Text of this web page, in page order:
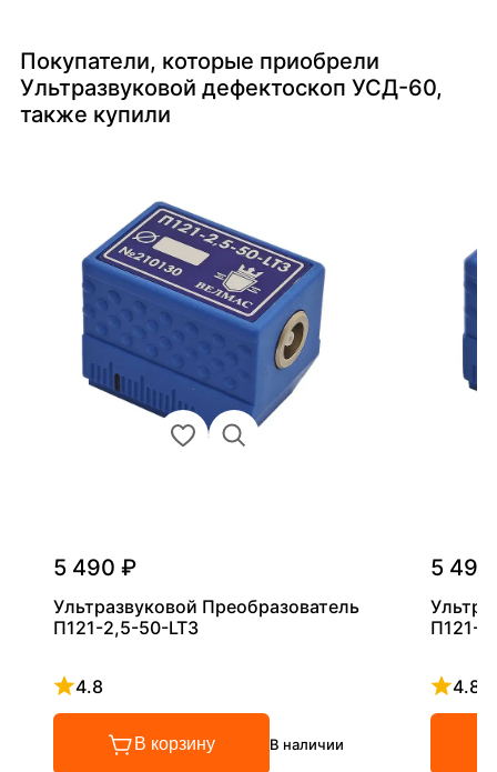
Покупатели, которые приобрели
Ультразвуковой дефектоскоп УСД-60,
также купили
5 490 ₽
Ультразвуковой Преобразователь
П121-2,5-50-LT3
4.8
Рейтинг 4.8 из 5
В корзину В наличии
5
П121-
4.8